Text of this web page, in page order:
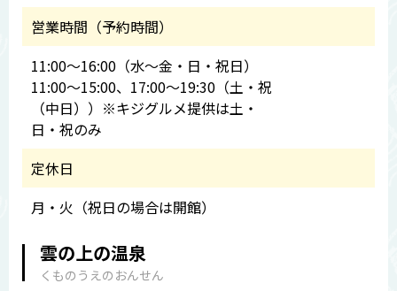
営業時間（予約時間）
11:00～16:00（水～金・日・祝日）
11:00～15:00、17:00～19:30（土・祝
（中日））※キジグルメ提供は土・
日・祝のみ
定休日
月・火（祝日の場合は開館）
雲の上の温泉
くものうえのおんせん